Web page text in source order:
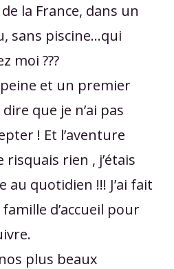
la France, dans un
sans piscine...qui
moi ???
et un premier
que je n’ai pas
! Et l’aventure
rien , j’étais
au quotidien !!! J’ai fait
d’accueil pour
plus beaux